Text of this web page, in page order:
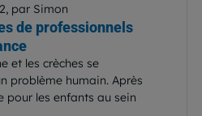
par Simon
de professionnels
et les crèches se
problème humain. Après
pour les enfants au sein